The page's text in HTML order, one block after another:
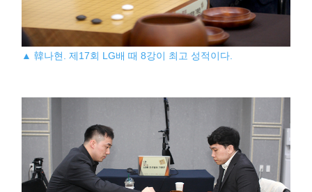
▲ 韓나현. 제17회 LG배 때 8강이 최고 성적이다.